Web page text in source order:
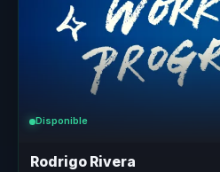
Disponible
Rodrigo Rivera